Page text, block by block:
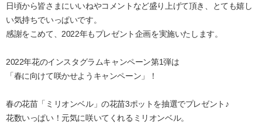
日頃から皆さまにいいねやコメントなど盛り上げて頂き、とても嬉し
い気持ちでいっぱいです。
感謝をこめて、2022年もプレゼント企画を実施いたします。
2022年花のインスタグラムキャンペーン第1弾は
「春に向けて咲かせようキャンペーン」！
春の花苗「ミリオンベル」の花苗3ポットを抽選でプレゼント♪
花数いっぱい！元気に咲いてくれるミリオンベル。